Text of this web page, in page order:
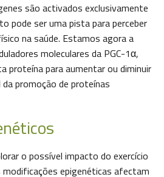
são activados exclusivamente
pode ser uma pista para perceber
na saúde. Estamos agora a
moleculares da PGC-1α,
proteína para aumentar ou diminuir
promoção de proteínas
o possível impacto do exercício
epigenéticas afectam